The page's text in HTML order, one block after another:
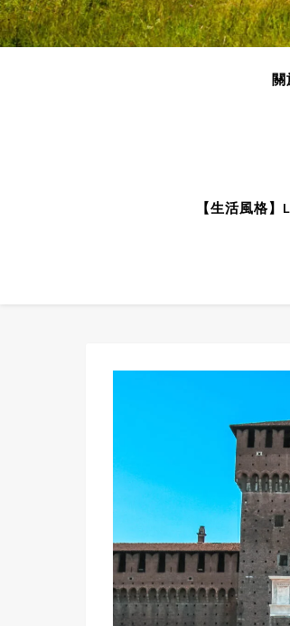
關
【生活風格】